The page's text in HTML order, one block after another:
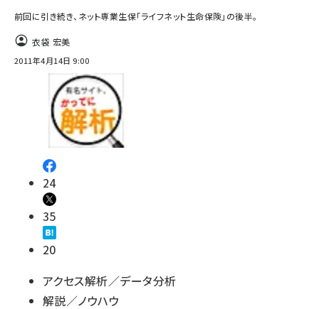
前回に引き続き、ネット専業生保「ライフネット生命保険」の後半。
衣袋 宏美
2011年4月14日 9:00
24
35
20
アクセス解析／データ分析
解説／ノウハウ